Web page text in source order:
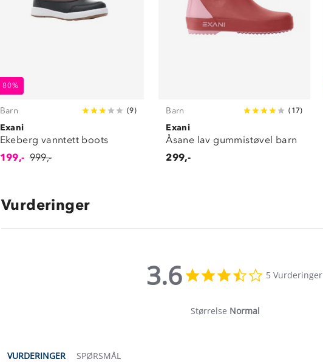
80%
Barn (9)
Exani
Ekeberg vanntett boots
199,- 999,-
Barn ( 17)
Exani
Åsane lav gummistøvel barn
299,-
Vurderinger
3.6
star
5 Vurderinger
Størrelse Normal
VURDERINGER
SPØRSMÅL